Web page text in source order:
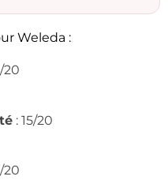
Weleda :
20
: 15/20
20